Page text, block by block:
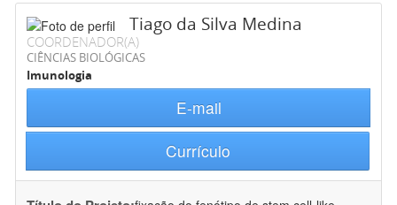
Tiago da Silva Medina
COORDENADOR(A)
CIÊNCIAS BIOLÓGICAS
Imunologia
E-mail
Currículo